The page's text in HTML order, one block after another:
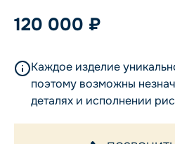
120 000 ₽
Каждое изделие
поэтому возможны
деталях и исполнении